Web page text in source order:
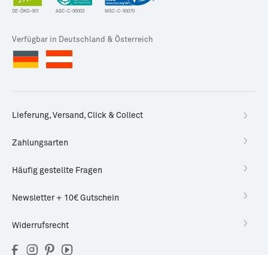
DE-ÖKO-001 ASC-C-00003 MSC-C-50070
Verfügbar in Deutschland & Österreich
Lieferung, Versand, Click & Collect
Zahlungsarten
Häufig gestellte Fragen
Newsletter + 10€ Gutschein
Widerrufsrecht